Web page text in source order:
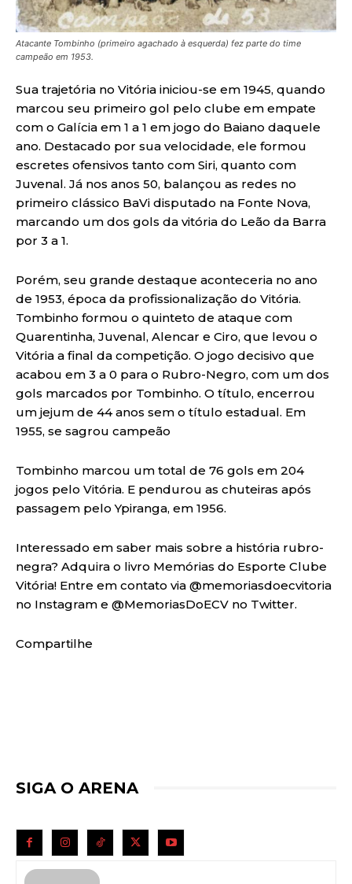
Atacante Tombinho (primeiro agachado à esquerda) fez parte do time
campeão em 1953.
Sua trajetória no Vitória iniciou-se em 1945, quando
marcou seu primeiro gol pelo clube em empate
com o Galícia em 1 a 1 em jogo do Baiano daquele
ano. Destacado por sua velocidade, ele formou
escretes ofensivos tanto com Siri, quanto com
Juvenal. Já nos anos 50, balançou as redes no
primeiro clássico BaVi disputado na Fonte Nova,
marcando um dos gols da vitória do Leão da Barra
por 3 a 1.
Porém, seu grande destaque aconteceria no ano
de 1953, época da profissionalização do Vitória.
Tombinho formou o quinteto de ataque com
Quarentinha, Juvenal, Alencar e Ciro, que levou o
Vitória a final da competição. O jogo decisivo que
acabou em 3 a 0 para o Rubro-Negro, com um dos
gols marcados por Tombinho. O título, encerrou
um jejum de 44 anos sem o título estadual. Em
1955, se sagrou campeão
Tombinho marcou um total de 76 gols em 204
jogos pelo Vitória. E pendurou as chuteiras após
passagem pelo Ypiranga, em 1956.
Interessado em saber mais sobre a história rubro-
negra? Adquira o livro Memórias do Esporte Clube
Vitória! Entre em contato via @memoriasdoecvitoria
no Instagram e @MemoriasDoECV no Twitter.
Compartilhe
SIGA O ARENA